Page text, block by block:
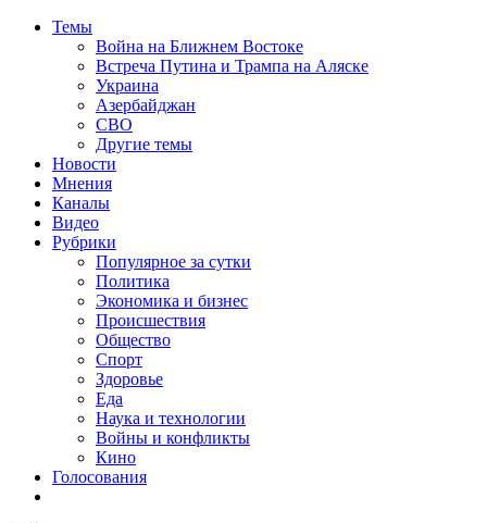
Темы
Война на Ближнем Востоке
Встреча Путина и Трампа на Аляске
Украина
Азербайджан
СВО
Другие темы
Новости
Мнения
Каналы
Видео
Рубрики
Популярное за сутки
Политика
Экономика и бизнес
Происшествия
Общество
Спорт
Здоровье
Еда
Наука и технологии
Войны и конфликты
Кино
Голосования